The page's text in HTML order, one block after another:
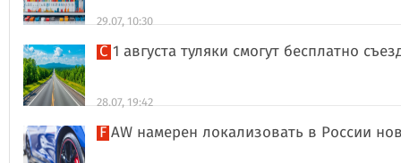
29.07, 10:30
С 1 августа туляки смогут бесплатно
28.07, 19:42
FAW намерен локализовать в России